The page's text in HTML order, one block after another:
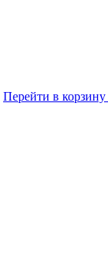
Перейти в корзину